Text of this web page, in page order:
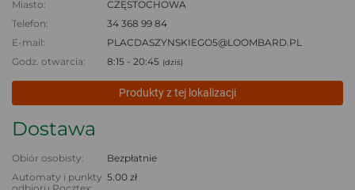
Miasto:
CZĘSTOCHOWA
Telefon:
34 368 99 84
E-mail:
PLACDASZYNSKIEGO5@LOOMBARD.PL
Godz. otwarcia:
8:15 - 20:45 (dziś)
Produkty z tej lokalizacji
Dostawa
Obiór osobisty:
Bezpłatnie
Automaty i punkty 5.00 zł